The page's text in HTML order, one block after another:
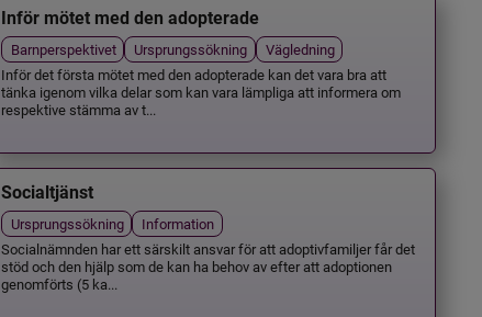
Inför mötet med den adopterade
Barnperspektivet Ursprungssökning
Vägledning
Inför det första mötet med den adopterade kan det vara bra att
tänka igenom vilka delar som kan vara lämpliga att informera om
respektive stämma av t...
Socialtjänst
Ursprungssökning
Information
Socialnämnden har ett särskilt ansvar för att adoptivfamiljer får det
stöd och den hjälp som de kan ha behov av efter att adoptionen
genomförts (5 ka...